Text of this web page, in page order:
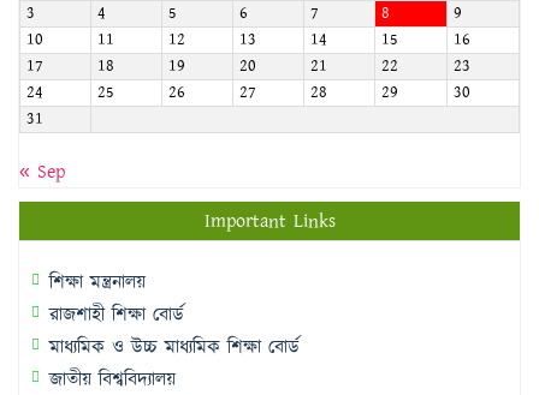
3
4 5 6 7 8
9
10
11 12 13 14 15
16
17
18 19 20 21 22
23
24
25 26 27 28 29
30
31
« Sep
Important Links
শিক্ষা মন্ত্রনালয়
রাজশাহী শিক্ষা বোর্ড
মাধ্যমিক ও উচ্চ মাধ্যমিক শিক্ষা বোর্ড
জাতীয় বিশ্ববিদ্যালয়